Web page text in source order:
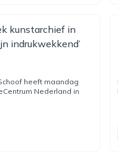
kunstarchief in
indrukwekkend’
heeft maandag
Nederland in